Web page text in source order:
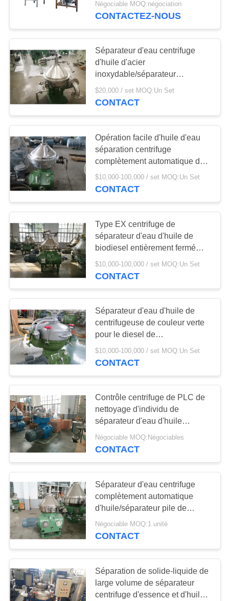
Négociable MOQ:négociation
CONTACTEZ-NOUS
Séparateur d'eau centrifuge
d'huile d'acier
inoxydable/séparateur
centrifuge continu
$20,000 / set MOQ:Un Set
CONTACT
Opération facile d'huile d'eau
séparation centrifuge
complètement automatique de
séparateur de bonne
$10,000-100,000 / set MOQ:Un Set
CONTACT
Type EX centrifuge de
séparateur d'eau d'huile de
biodiesel entièrement fermé
avec la cuvette de nettoyage
d'individu
$10,000-100,000 / set MOQ:Un Set
CONTACT
Séparateur d'eau d'huile de
centrifugeuse de couleur verte
pour le diesel de
lubrification/lumière
$10,000-100,000 / set MOQ:Un Set
CONTACT
Contrôle centrifuge de PLC de
nettoyage d'individu de
séparateur d'eau d'huile
d'opération douce
Négociable MOQ:Négociables
CONTACT
Séparateur d'eau centrifuge
complètement automatique
d'huile/séparateur pile de
disques
Négociable MOQ:1 unité
CONTACT
Séparation de solide-liquide de
large volume de séparateur
centrifuge d'essence et d'huile